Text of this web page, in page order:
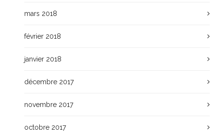
mars 2018
février 2018
janvier 2018
décembre 2017
novembre 2017
octobre 2017